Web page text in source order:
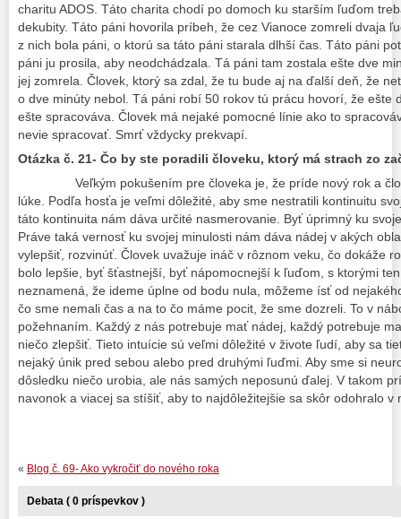
charitu ADOS. Táto charita chodí po domoch ku starším ľuďom
dekubity. Táto páni hovorila príbeh, že cez Vianoce zomreli dvaja
z nich bola páni, o ktorú sa táto páni starala dlhší čas. Táto páni
páni ju prosila, aby neodchádzala. Tá páni tam zostala ešte dve
jej zomrela. Človek, ktorý sa zdal, že tu bude aj na ďalší deň, že
o dve minúty nebol. Tá páni robí 50 rokov tú prácu hovorí, že ešte
ešte spracováva. Človek má nejaké pomocné línie ako to
nevie spracovať. Smrť vždycky prekvapí.
Otázka č. 21- Čo by ste poradili človeku, ktorý má strach zo
Veľkým pokušením pre človeka je, že príde nový rok a
lúke. Podľa hosťa je veľmi dôležité, aby sme nestratili kontinuitu
táto kontinuita nám dáva určité nasmerovanie. Byť úprimný ku
Práve taká vernosť ku svojej minulosti nám dáva nádej v akých
vylepšiť, rozvinúť. Človek uvažuje ináč v rôznom veku, čo dokáže
bolo lepšie, byť šťastnejší, byť nápomocnejší k ľuďom, s ktorými
neznamená, že ideme úplne od bodu nula, môžeme ísť od
čo sme nemali čas a na to čo máme pocit, že sme dozreli. To v
požehnaním. Každý z nás potrebuje mať nádej, každý potrebuje
niečo zlepšiť. Tieto intuície sú veľmi dôležité v živote ľudí, aby sa
nejaký únik pred sebou alebo pred druhými ľuďmi. Aby sme si
dôsledku niečo urobia, ale nás samých neposunú ďalej. V takom
navonok a viacej sa stíšiť, aby to najdôležitejšie sa skôr
« Blog č. 69- Ako vykročiť do nového roka
Debata ( 0 príspevkov )